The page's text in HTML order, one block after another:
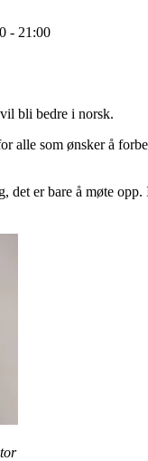
- 21:00
bli bedre i norsk.
alle som ønsker å
det er bare å møte